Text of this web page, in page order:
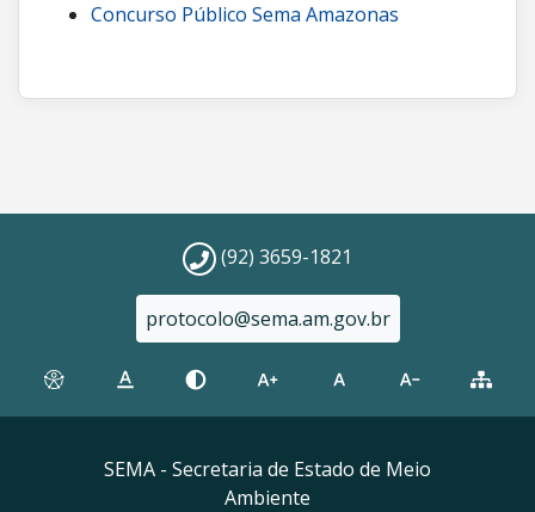
Concurso Público Sema Amazonas
(92) 3659-1821
protocolo@sema.am.gov.br
SEMA - Secretaria de Estado de Meio
Ambiente